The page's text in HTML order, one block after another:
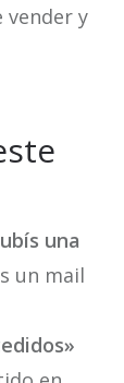
y
una
un mail